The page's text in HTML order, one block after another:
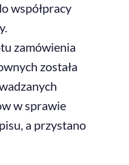
współpracy
zamówienia
została
w sprawie
a przystano